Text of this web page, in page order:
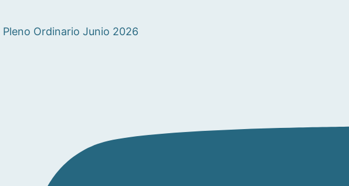
Pleno Ordinario Junio 2026